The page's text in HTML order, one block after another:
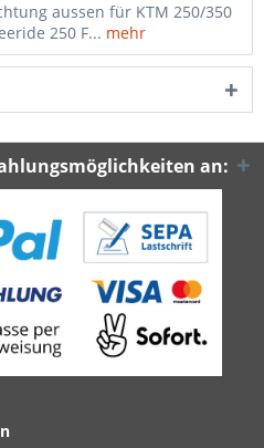
aussen für KTM 250/350
250 F... mehr
an: